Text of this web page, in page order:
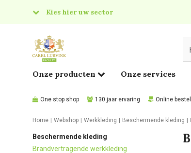
Kies hier uw sector
Food
Onze producten Onze services
One stop shop 130 jaar ervaring Online
Home Webshop Werkkleding Beschermende kleding
Beschermende kleding
Brandvertragende werkkleding